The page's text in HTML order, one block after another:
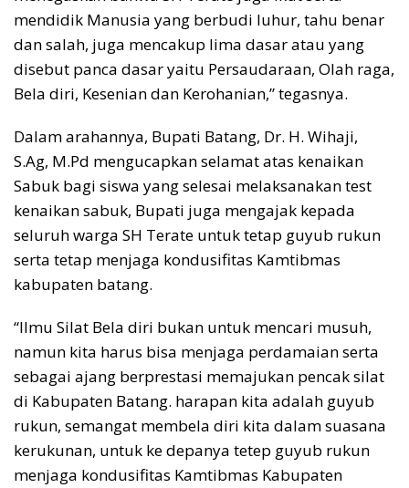
mendidik Manusia yang berbudi luhur, tahu benar
dan salah, juga mencakup lima dasar atau yang
disebut panca dasar yaitu Persaudaraan, Olah raga,
Bela diri, Kesenian dan Kerohanian,” tegasnya.
Dalam arahannya, Bupati Batang, Dr. H. Wihaji,
S.Ag, M.Pd mengucapkan selamat atas kenaikan
Sabuk bagi siswa yang selesai melaksanakan test
kenaikan sabuk, Bupati juga mengajak kepada
seluruh warga SH Terate untuk tetap guyub rukun
serta tetap menjaga kondusifitas Kamtibmas
kabupaten batang.
“Ilmu Silat Bela diri bukan untuk mencari musuh,
namun kita harus bisa menjaga perdamaian serta
sebagai ajang berprestasi memajukan pencak silat
di Kabupaten Batang. harapan kita adalah guyub
rukun, semangat membela diri kita dalam suasana
kerukunan, untuk ke depanya tetep guyub rukun
menjaga kondusifitas Kamtibmas Kabupaten